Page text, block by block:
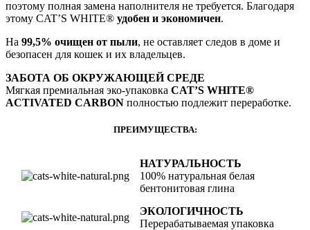
поэтому полная замена наполнителя не требуется. Благодаря
этому CAT’S WHITE® удобен и экономичен.
На 99,5% очищен от пыли, не оставляет следов в доме и
безопасен для кошек и их владельцев.
ЗАБОТА ОБ ОКРУЖАЮЩЕЙ СРЕДЕ
Мягкая премиальная эко-упаковка CAT’S WHITE®
ACTIVATED CARBON полностью подлежит переработке.
ПРЕИМУЩЕСТВА:
НАТУРАЛЬНОСТЬ
100% натуральная белая
бентонитовая глина
ЭКОЛОГИЧНОСТЬ
Перерабатываемая упаковка